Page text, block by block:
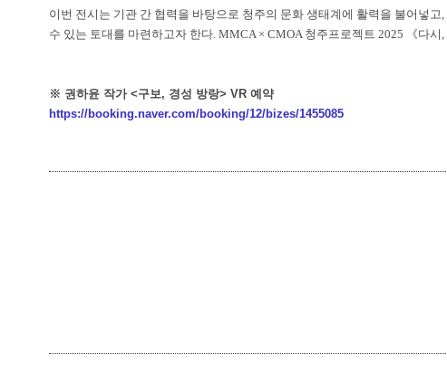
이번 전시는 기관 간 협력을 바탕으로 청주의 문화 생태계에 활력을 불어넣고,
수 있는 토대를 마련하고자 한다. MMCA × CMOA 청주프로젝트 2025 《다시,
※ 권하윤 작가 <구보, 경성 방랑> VR 예약
https://booking.naver.com/booking/12/bizes/1455085